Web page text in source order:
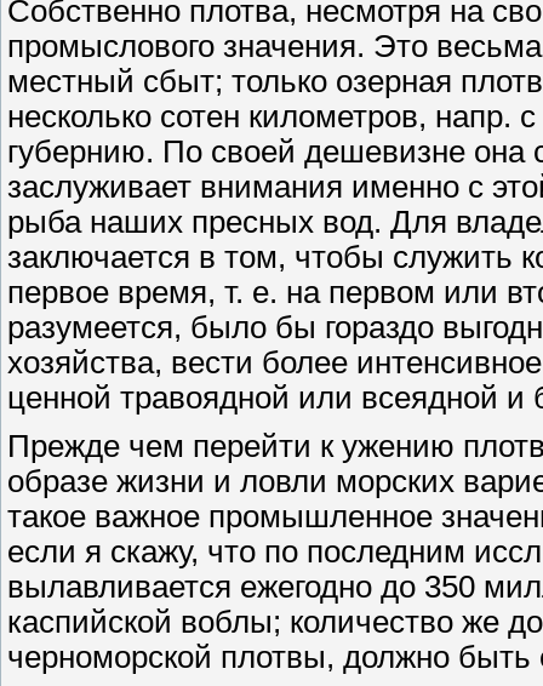
Собственно плотва, несмотря на
промыслового значения. Это
местный сбыт; только озерная
несколько сотен километров, напр.
губернию. По своей дешевизне она
заслуживает внимания именно с
рыба наших пресных вод. Для
заключается в том, чтобы
первое время, т. е. на первом или
разумеется, было бы гораздо
хозяйства, вести более
ценной травоядной или всеядной
Прежде чем перейти к ужению
образе жизни и ловли морских
такое важное промышленное
если я скажу, что по последним
вылавливается ежегодно до 350
каспийской воблы; количество же
черноморской плотвы, должно быть